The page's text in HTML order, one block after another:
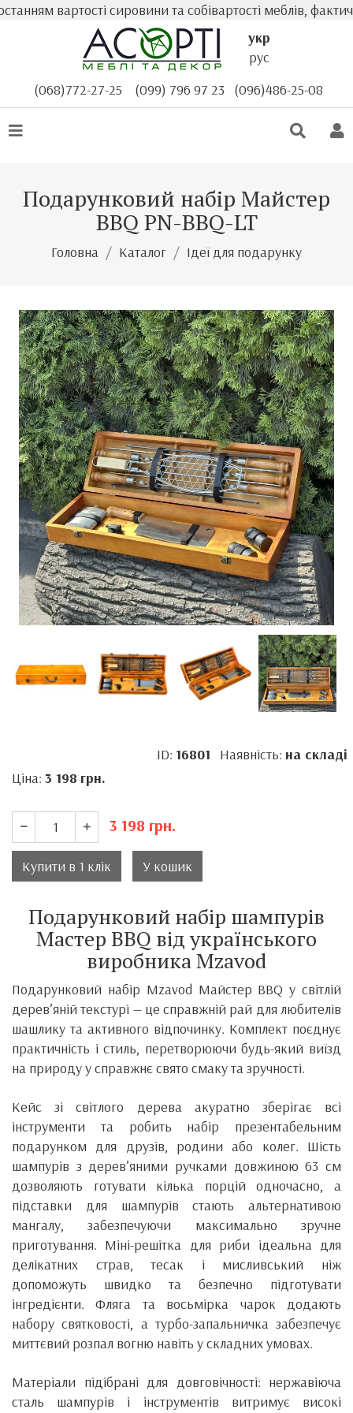
вартості сировини та собівартості меблів,
укр
рус
(068)772-27-25
(099) 796 97 23 (096)486-25-08
Подарунковий набір Майстер
BBQ PN-BBQ-LT
Головна Каталог Ідеї для подарунку
ID: 16801 Наявність: на складі
Ціна: 3 198 грн.
3 198 грн.
Купити в 1 клік У кошик
Подарунковий набір шампурів
Мастер BBQ від українського
виробника Mzavod
Подарунковий набір Mzavod Майстер BBQ у світлій
дерев’яній текстурі — це справжній рай для любителів
шашлику та активного відпочинку. Комплект поєднує
практичність і стиль, перетворюючи будь-який виїзд
на природу у справжнє свято смаку та зручності.
Кейс зі світлого дерева акуратно зберігає всі
інструменти та робить набір презентабельним
подарунком для друзів, родини або колег. Шість
шампурів з дерев’яними ручками довжиною 63 см
дозволяють готувати кілька порцій одночасно, а
підставки для шампурів стають альтернативою
мангалу, забезпечуючи максимально зручне
приготування. Міні-решітка для риби ідеальна для
делікатних страв, тесак і мисливський ніж
допоможуть швидко та безпечно підготувати
інгредієнти. Фляга та восьмірка чарок додають
набору святковості, а турбо-запальничка забезпечує
миттєвий розпал вогню навіть у складних умовах.
Матеріали підібрані для довговічності: нержавіюча
сталь шампурів і інструментів витримує високі